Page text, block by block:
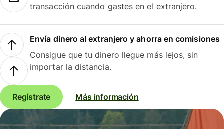
transacción cuando gastes en el extranjero.
Envía dinero al extranjero y ahorra en comisiones
Consigue que tu dinero llegue más lejos, sin
importar la distancia.
Regístrate Más información